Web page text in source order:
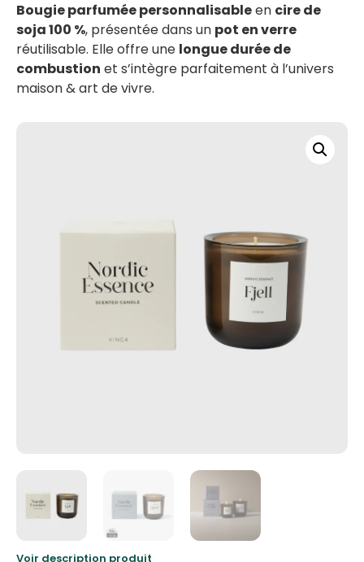
Bougie parfumée personnalisableen cire de
soja 100 %, présentée dans un pot en verre
réutilisable. Elle offre une longue durée de
combustion et s’intègre parfaitement à l’univers
maison & art de vivre.
Voir description produit